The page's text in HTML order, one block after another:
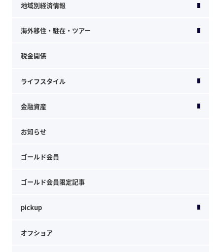
地域別経済情報
海外移住・駐在・ツアー
税金関係
ライフスタイル
金融資産
お知らせ
ゴールド会員
ゴールド会員限定記事
pickup
オフショア